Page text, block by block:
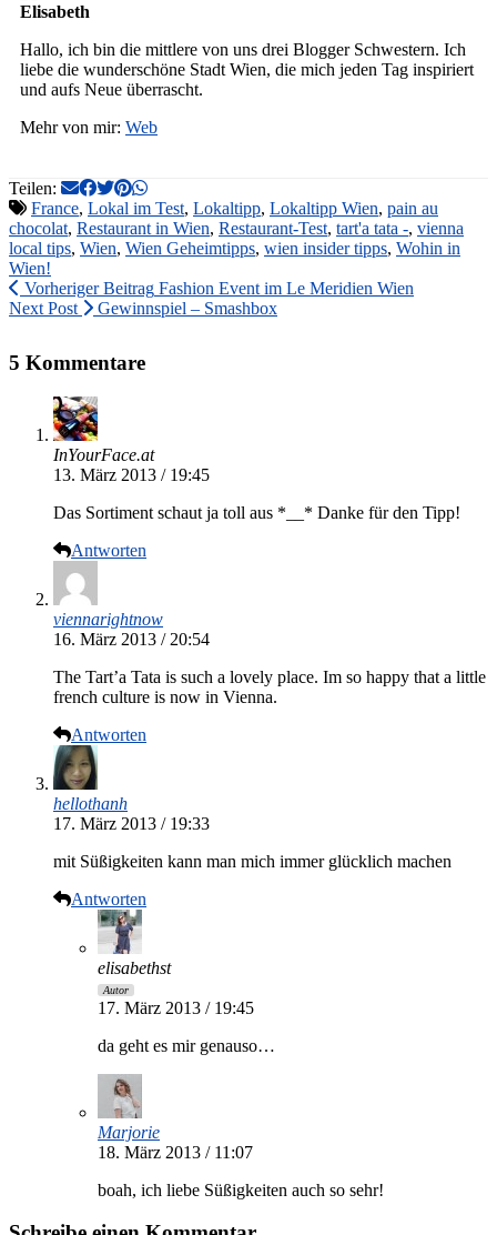
Elisabeth
Hallo, ich bin die mittlere von uns drei Blogger Schwestern. Ich
liebe die wunderschöne Stadt Wien, die mich jeden Tag inspiriert
und aufs Neue überrascht.
Mehr von mir: Web
Teilen:
France, Lokal im Test, Lokaltipp, Lokaltipp Wien, pain au
chocolat, Restaurant in Wien, Restaurant-Test, tart'a tata -, vienna
local tips, Wien, Wien Geheimtipps, wien insider tipps, Wohin in
Wien!
Vorheriger Beitrag Fashion Event im Le Meridien Wien
Next Post
Gewinnspiel – Smashbox
5 Kommentare
InYourFace.at
13. März 2013 / 19:45
Das Sortiment schaut ja toll aus *__* Danke für den Tipp!
Antworten
viennarightnow
16. März 2013 / 20:54
The Tart’a Tata is such a lovely place. Im so happy that a little
french culture is now in Vienna.
Antworten
hellothanh
17. März 2013 / 19:33
mit Süßigkeiten kann man mich immer glücklich machen
Antworten
elisabethst
Autor
17. März 2013 / 19:45
da geht es mir genauso…
Marjorie
18. März 2013 / 11:07
boah, ich liebe Süßigkeiten auch so sehr!